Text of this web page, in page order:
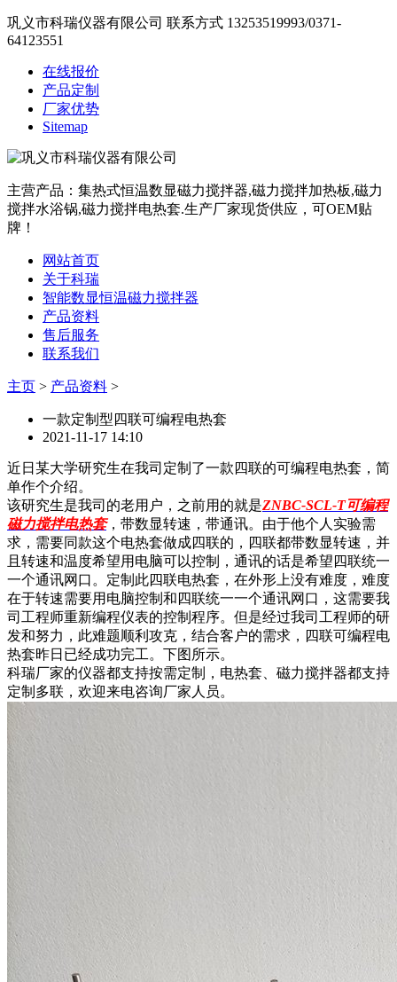
巩义市科瑞仪器有限公司 联系方式 13253519993/0371-
64123551
在线报价
产品定制
厂家优势
Sitemap
主营产品：集热式恒温数显磁力搅拌器,磁力搅拌加热板,磁力
搅拌水浴锅,磁力搅拌电热套.生产厂家现货供应，可OEM贴
牌！
网站首页
关于科瑞
智能数显恒温磁力搅拌器
产品资料
售后服务
联系我们
主页 > 产品资料 >
一款定制型四联可编程电热套
2021-11-17 14:10
近日某大学研究生在我司定制了一款四联的可编程电热套，简
单作个介绍。
该研究生是我司的老用户，之前用的就是ZNBC-SCL-T可编程
磁力搅拌电热套，带数显转速，带通讯。由于他个人实验需
求，需要同款这个电热套做成四联的，四联都带数显转速，并
且转速和温度希望用电脑可以控制，通讯的话是希望四联统一
一个通讯网口。定制此四联电热套，在外形上没有难度，难度
在于转速需要用电脑控制和四联统一一个通讯网口，这需要我
司工程师重新编程仪表的控制程序。但是经过我司工程师的研
发和努力，此难题顺利攻克，结合客户的需求，四联可编程电
热套昨日已经成功完工。下图所示。
科瑞厂家的仪器都支持按需定制，电热套、磁力搅拌器都支持
定制多联，欢迎来电咨询厂家人员。